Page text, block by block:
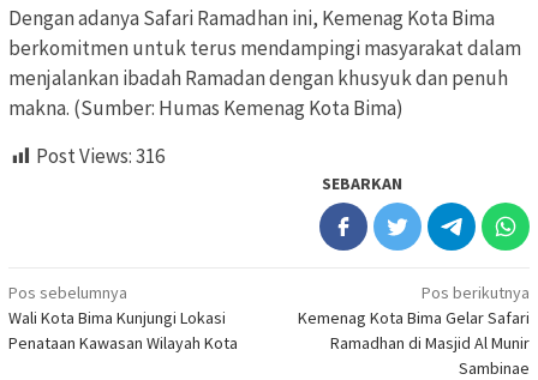
Dengan adanya Safari Ramadhan ini, Kemenag Kota Bima
berkomitmen untuk terus mendampingi masyarakat dalam
menjalankan ibadah Ramadan dengan khusyuk dan penuh
makna. (Sumber: Humas Kemenag Kota Bima)
Post Views:316
SEBARKAN
Navigasi
pos
Pos sebelumnya
Wali Kota Bima Kunjungi Lokasi
Penataan Kawasan Wilayah Kota
Pos berikutnya
Kemenag Kota Bima Gelar Safari
Ramadhan di Masjid Al Munir
Sambinae